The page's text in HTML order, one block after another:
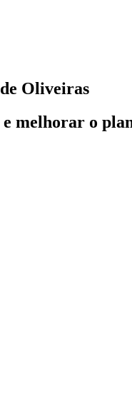
Oliveiras
o